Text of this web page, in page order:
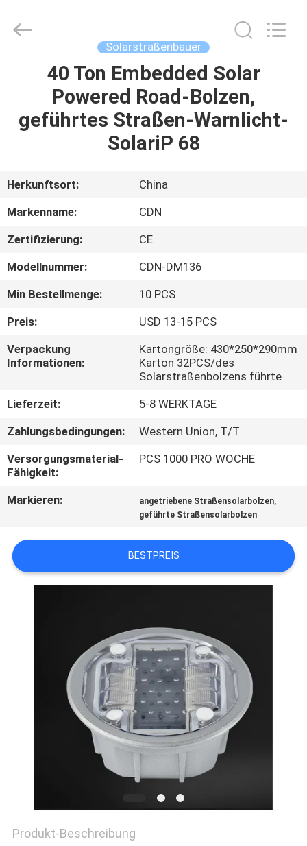
PRODUKTE
UNS
TOUR
QUALITÄTSKONTROLLE
KONTAKTIERE
UNS
NACHRICHTEN
FÄLLE
FORDERN
EIN
ANGEBOT
SITEMAP
DATENSCHUTZRICHTLINIE
Ltd..
Solarstraßenbauer
40 Ton Embedded Solar
Powered Road-Bolzen,
geführtes Straßen-Warnlicht-
SolariP 68
Herkunftsort:
China
Markenname:
CDN
Zertifizierung:
CE
Modellnummer:
CDN-DM136
Min Bestellmenge:
10 PCS
Preis:
USD 13-15 PCS
Verpackung
Informationen:
Kartongröße: 430*250*290mm
Karton 32PCS/des
Solarstraßenbolzens führte
Lieferzeit:
5-8 WERKTAGE
Zahlungsbedingungen:
Western Union, T/T
Versorgungsmaterial-
Fähigkeit:
PCS 1000 PRO WOCHE
Markieren: angetriebene Straßensolarbolzen,
geführte Straßensolarbolzen
BESTPREIS
Produkt-Beschreibung